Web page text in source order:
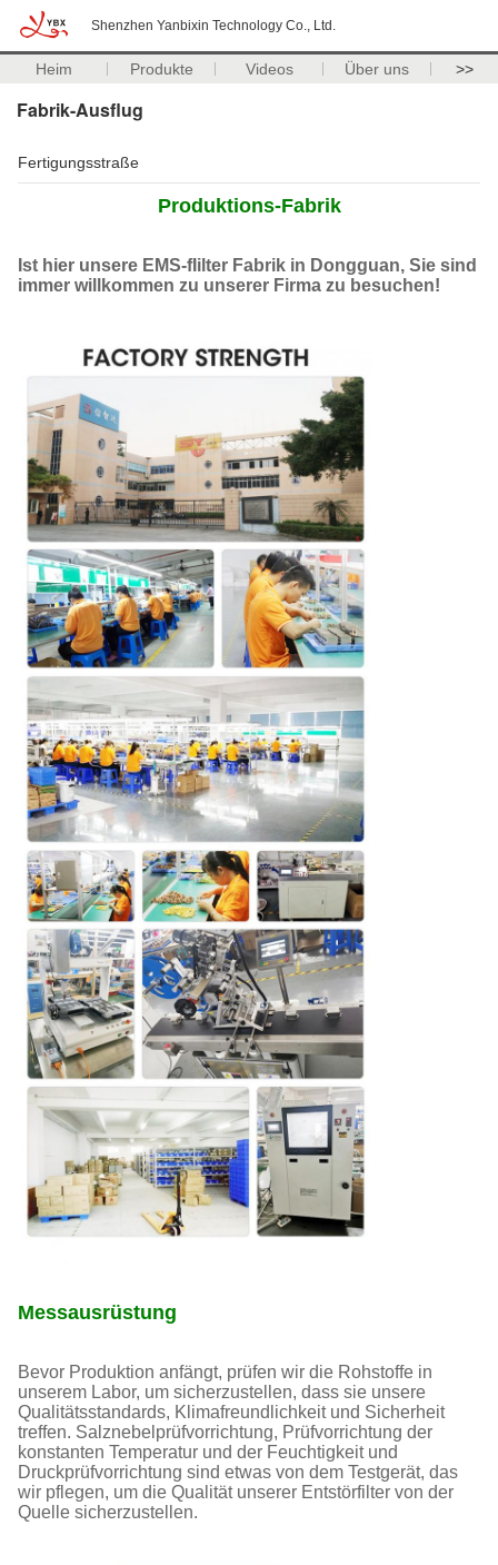
Shenzhen Yanbixin Technology Co., Ltd.
Heim Produkte Videos Über uns >>
Fabrik-Ausflug
Fertigungsstraße
Produktions-Fabrik
Ist hier unsere EMS-fIilter Fabrik in Dongguan, Sie sind
immer willkommen zu unserer Firma zu besuchen!
Messausrüstung
Bevor Produktion anfängt, prüfen wir die Rohstoffe in
unserem Labor, um sicherzustellen, dass sie unsere
Qualitätsstandards, Klimafreundlichkeit und Sicherheit
treffen. Salznebelprüfvorrichtung, Prüfvorrichtung der
konstanten Temperatur und der Feuchtigkeit und
Druckprüfvorrichtung sind etwas von dem Testgerät, das
wir pflegen, um die Qualität unserer Entstörfilter von der
Quelle sicherzustellen.